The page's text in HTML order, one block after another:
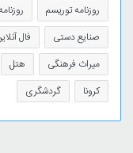
روزنامه توریسم
صنایع دستی
فال
میراث فرهنگی
هتل
کرونا
گردشگری